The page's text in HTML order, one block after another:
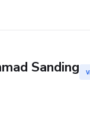
Sanding